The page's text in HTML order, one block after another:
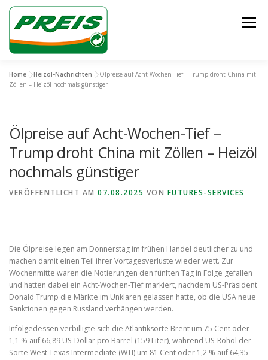
Zum
springen
Menü
ÜBER UNS HEIZÖL/DIESEL
UNSER TEAM KONTAKT
Home »Heizöl-Nachrichten »Ölpreise auf Acht-Wochen-Tief – Trump droht China mit
Zöllen – Heizöl nochmals günstiger
Ölpreise auf Acht-Wochen-Tief –
Trump droht China mit Zöllen – Heizöl
nochmals günstiger
VERÖFFENTLICHT AM 07.08.2025 VON FUTURES-SERVICES
Die Ölpreise legen am Donnerstag im frühen Handel deutlicher zu und
machen damit einen Teil ihrer Vortagesverluste wieder wett. Zur
Wochenmitte waren die Notierungen den fünften Tag in Folge gefallen
und hatten dabei ein Acht-Wochen-Tief markiert, nachdem US-Präsident
Donald Trump die Märkte im Unklaren gelassen hatte, ob die USA neue
Sanktionen gegen Russland verhängen werden.
Infolgedessen verbilligte sich die Atlantiksorte Brent um 75 Cent oder
1,1 % auf 66,89 US-Dollar pro Barrel (159 Liter), während US-Rohöl der
Sorte West Texas Intermediate (WTI) um 81 Cent oder 1,2 % auf 64,35